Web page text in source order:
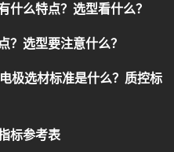
什么特点？选型看什么？
？选型要注意什么？
极选材标准是什么？质控标
标参考表